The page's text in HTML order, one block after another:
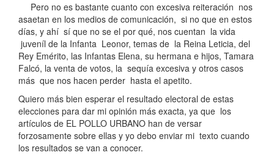
Pero no es bastante cuanto con excesiva reiteración nos
asaetan en los medios de comunicación, si no que en estos
días, y ahí sí que no se el por qué, nos cuentan la vida
juveníl de la Infanta Leonor, temas de la Reina Leticia, del
Rey Emérito, las Infantas Elena, su hermana e hijos, Tamara
Falcó, la venta de votos, la sequía excesiva y otros casos
más que nos hacen perder hasta el apetito.
Quiero más bien esperar el resultado electoral de estas
elecciones para dar mi opinión más exacta, ya que los
artículos de EL POLLO URBANO han de versar
forzosamente sobre ellas y yo debo enviar mi texto cuando
los resultados se van a conocer.